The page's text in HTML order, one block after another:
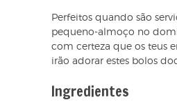
Perfeitos quando são
pequeno-almoço no
com certeza que os teus
irão adorar estes bolos
Ingredientes